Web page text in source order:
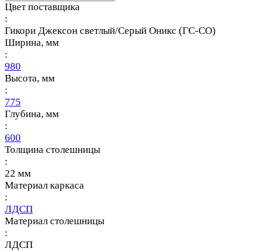
Цвет поставщика
:
Гикори Джексон светлый/Серый Оникс (ГС-СО)
Ширина, мм
:
980
Высота, мм
:
775
Глубина, мм
:
600
Толщина столешницы
:
22 мм
Материал каркаса
:
ЛДСП
Материал столешницы
:
ЛДСП